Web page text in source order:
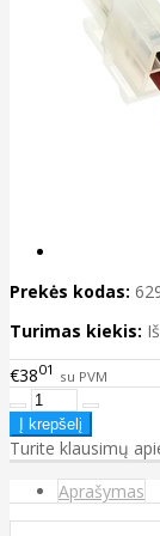
Prekės kodas:
Turimas kiekis:
€3801 su PVM
Turite klausimų
Aprašymas